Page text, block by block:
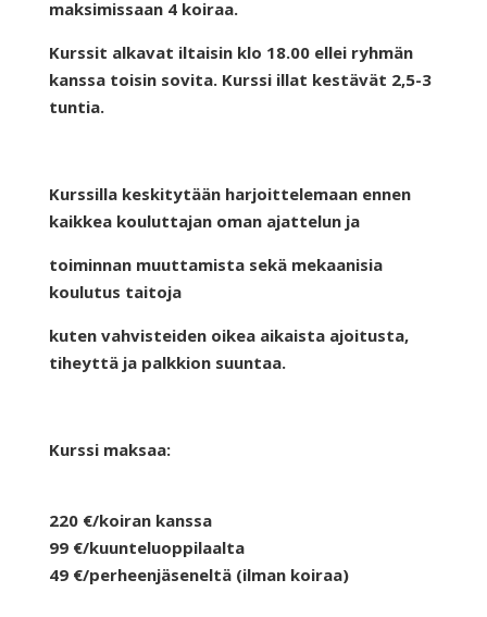
maksimissaan 4 koiraa.
Kurssit alkavat iltaisin klo 18.00 ellei ryhmän
kanssa toisin sovita. Kurssi illat kestävät 2,5-3
tuntia.
Kurssilla keskitytään harjoittelemaan ennen
kaikkea kouluttajan oman ajattelun ja
toiminnan muuttamista sekä mekaanisia
koulutus taitoja
kuten vahvisteiden oikea aikaista ajoitusta,
tiheyttä ja palkkion suuntaa.
Kurssi maksaa:
220 €/koiran kanssa
99 €/kuunteluoppilaalta
49 €/perheenjäseneltä (ilman koiraa)